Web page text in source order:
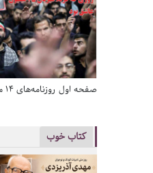
صفحه اول روزنامه‌های 14 مرداد 1405
کتاب خوب